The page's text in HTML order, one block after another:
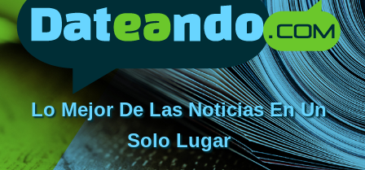
Lo Mejor De Las Noticias En Un
Solo Lugar